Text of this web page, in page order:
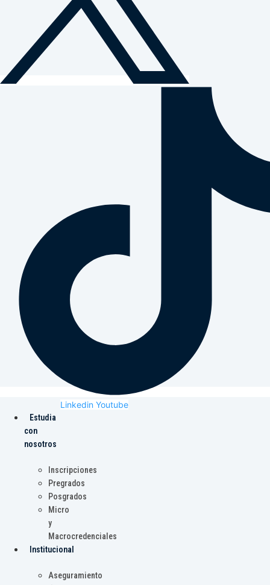
Linkedin Youtube
Estudia
con
nosotros
Inscripciones
Pregrados
Posgrados
Micro
y
Macrocredenciales
Institucional
Aseguramiento